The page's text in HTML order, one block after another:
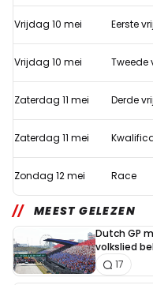
Verstappen
een
winnende
van
Red
Bull
Spanje?
Vrijdag 10 mei Eerste
Vrijdag 10 mei Tweede
Zaterdag 11 mei Derde
Zaterdag 11 mei
Zondag 12 mei Race
MEEST GELEZEN
Dutch GP
volkslied
17